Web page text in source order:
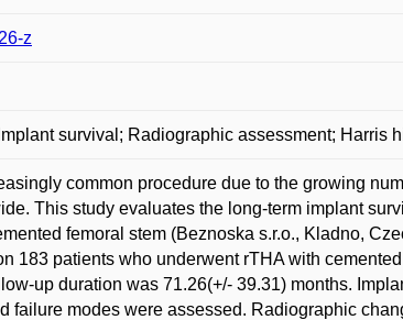
z
survival; Radiographic assessment; Harris
common procedure due to the growing
This study evaluates the long-term implant
femoral stem (Beznoska s.r.o., Kladno,
183 patients who underwent rTHA with
up duration was 71.26(+/- 39.31) months.
failure modes were assessed. Radiographic